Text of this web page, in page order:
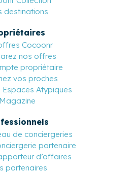
destinations
Cocoonr
nos offres
propriétaire
vos proches
Espaces Atypiques
Magazine
de conciergeries
partenaire
d’affaires
partenaires